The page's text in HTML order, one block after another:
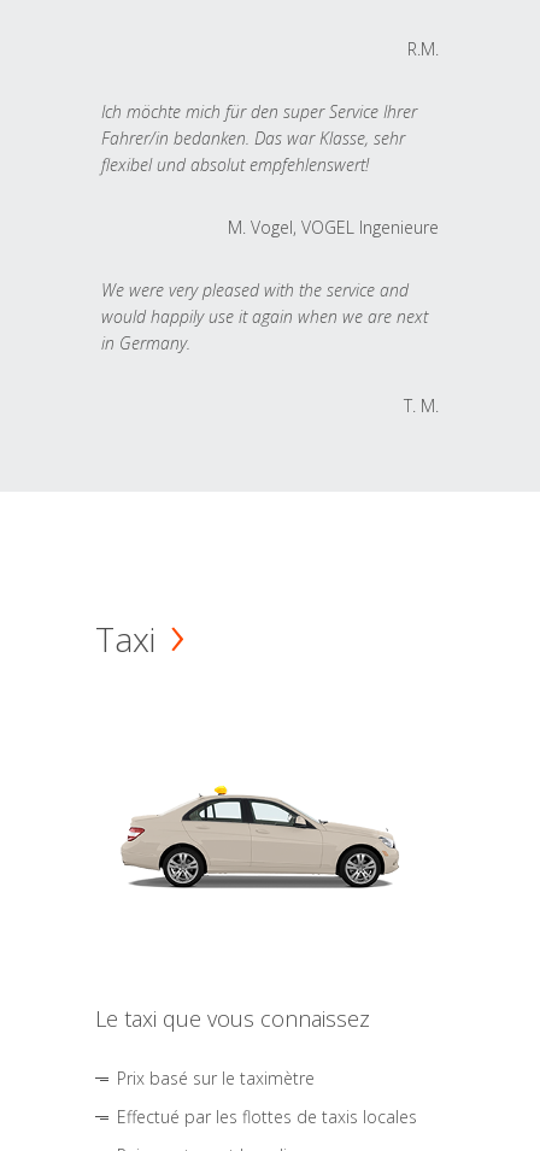
R.M.
Ich möchte mich für den super Service Ihrer
Fahrer/in bedanken. Das war Klasse, sehr
flexibel und absolut empfehlenswert!
M. Vogel, VOGEL Ingenieure
We were very pleased with the service and
would happily use it again when we are next
in Germany.
T. M.
Taxi
Le taxi que vous connaissez
Prix basé sur le taximètre
Effectué par les flottes de taxis locales